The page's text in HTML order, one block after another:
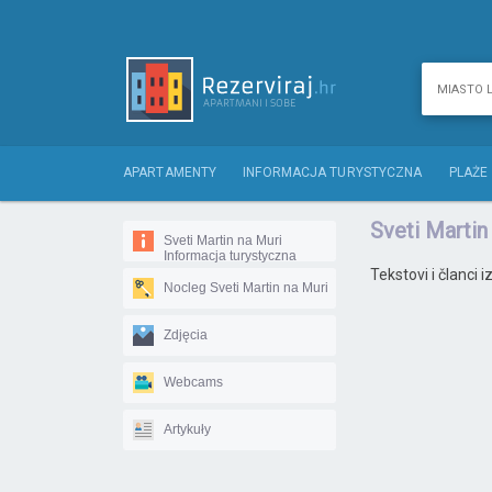
APARTAMENTY INFORMACJA TURYSTYCZNA PLAŻE
Sveti Martin na Muri
Informacja turystyczna
Nocleg Sveti Martin na Muri
Zdjęcia
Webcams
Artykuły
Sveti Martin
Tekstovi i članci